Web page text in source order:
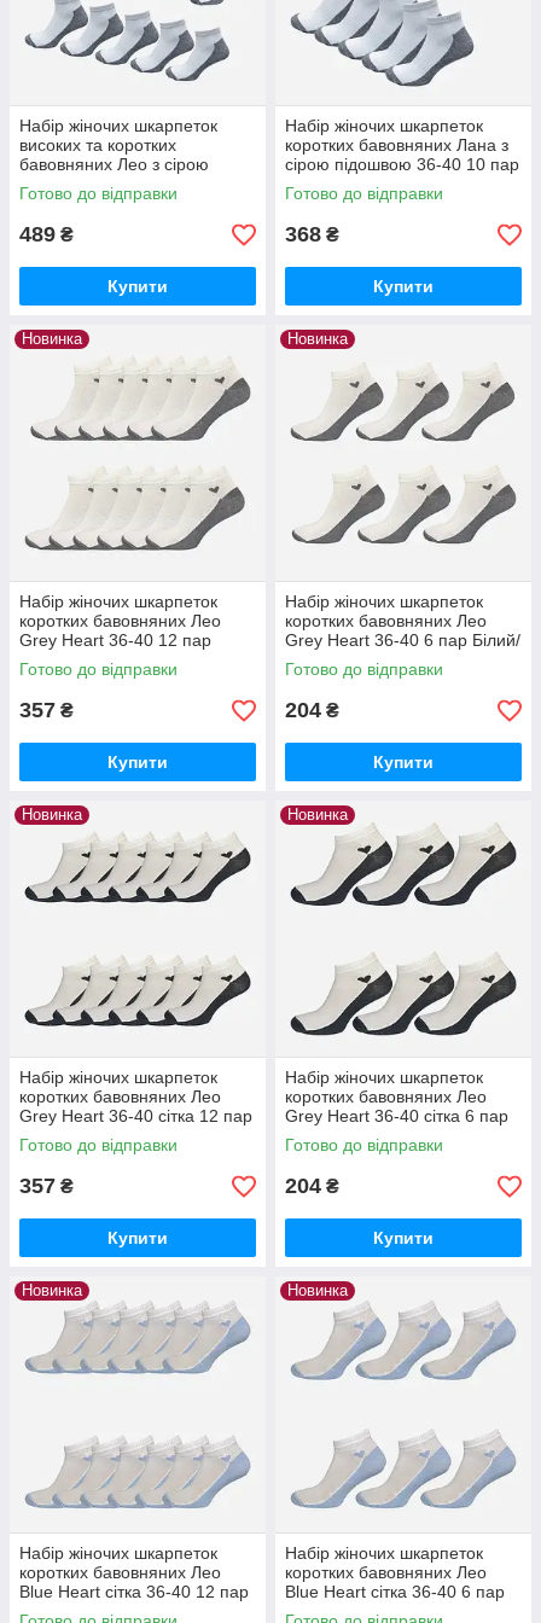
Безкоштовна доставка по всій країні за
замовлення від 3 000 грн.
При повній оплаті — відправлення у день
замовлення.
Вибрати
Набір жіночих шкарпеток
високих та коротких
бавовняних Лео з сірою
підошвою 10 пар 36-40
Білий/Сірий
Готово до відправки
489 ₴
Купити
Набір жіночих шкарпеток
коротких бавовняних Лана з
сірою підошвою 36-40 10 пар
Білий/Сірий
Готово до відправки
368 ₴
Купити
Новинка
Набір жіночих шкарпеток
коротких бавовняних Лео
Grey Heart 36-40 12 пар
Білий/Сірий
Готово до відправки
357 ₴
Купити
Новинка
Набір жіночих шкарпеток
коротких бавовняних Лео
Grey Heart 36-40 6 пар Білий/
Сірий
Готово до відправки
204 ₴
Купити
Новинка
Набір жіночих шкарпеток
коротких бавовняних Лео
Grey Heart 36-40 сітка 12 пар
Білий/Сірий
Готово до відправки
357 ₴
Купити
Новинка
Набір жіночих шкарпеток
коротких бавовняних Лео
Grey Heart 36-40 сітка 6 пар
Білий/Сірий
Готово до відправки
204 ₴
Купити
Новинка
Набір жіночих шкарпеток
коротких бавовняних Лео
Blue Heart сітка 36-40 12 пар
Білий/Блакитний
Новинка
Набір жіночих шкарпеток
коротких бавовняних Лео
Blue Heart сітка 36-40 6 пар
Білий/Блакитний